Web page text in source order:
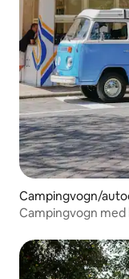
Campingvogn/
Campingvogn med